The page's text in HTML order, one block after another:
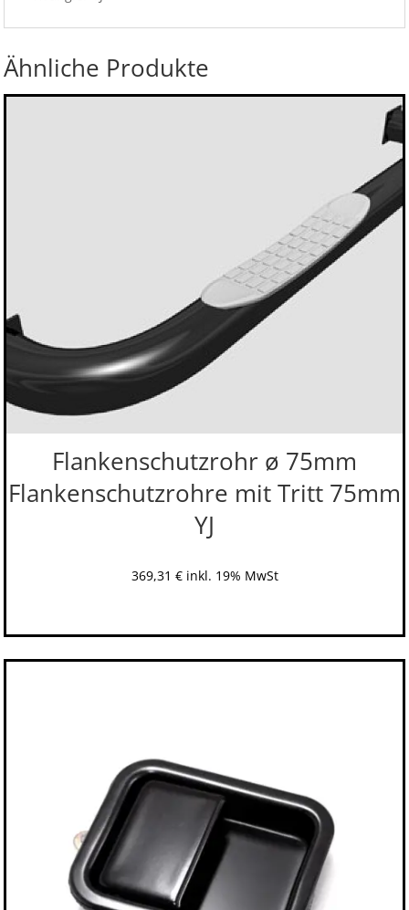
Ähnliche Produkte
Flankenschutzrohr ø 75mm
Flankenschutzrohre mit Tritt 75mm
YJ
369,31 € inkl. 19% MwSt